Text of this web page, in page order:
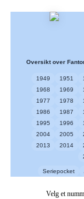
Oversikt over
1949
1951
1968
1969
1977
1978
1986
1987
1995
1996
2004
2005
2013
2014
Seriepocket
Velg et